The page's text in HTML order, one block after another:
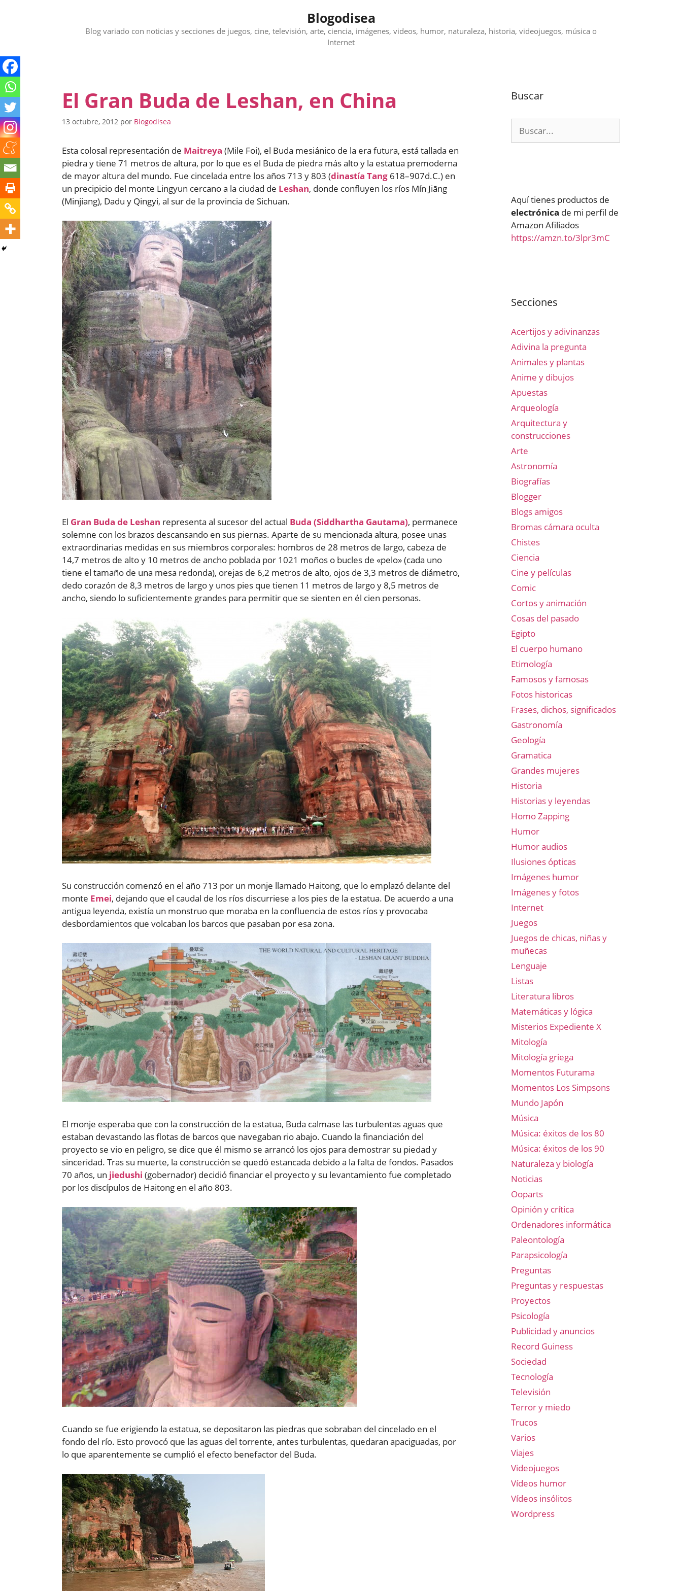
Blogodisea
Blog variado con noticias y secciones de juegos, cine, televisión, arte, ciencia, imágenes, videos, humor, naturaleza, historia, videojuegos, música o
Internet
El Gran Buda de Leshan, en China
13 octubre, 2012 por Blogodisea
Esta colosal representación de Maitreya (Mile Foi), el Buda mesiánico de la era futura, está tallada en
piedra y tiene 71 metros de altura, por lo que es el Buda de piedra más alto y la estatua premoderna
de mayor altura del mundo. Fue cincelada entre los años 713 y 803 (dinastía Tang 618–907d.C.) en
un precipicio del monte Lingyun cercano a la ciudad de Leshan, donde confluyen los ríos Mín Jiāng
(Minjiang), Dadu y Qingyi, al sur de la provincia de Sichuan.
El Gran Buda de Leshan representa al sucesor del actual Buda (Siddhartha Gautama), permanece
solemne con los brazos descansando en sus piernas. Aparte de su mencionada altura, posee unas
extraordinarias medidas en sus miembros corporales: hombros de 28 metros de largo, cabeza de
14,7 metros de alto y 10 metros de ancho poblada por 1021 moños o bucles de «pelo» (cada uno
tiene el tamaño de una mesa redonda), orejas de 6,2 metros de alto, ojos de 3,3 metros de diámetro,
dedo corazón de 8,3 metros de largo y unos pies que tienen 11 metros de largo y 8,5 metros de
ancho, siendo lo suficientemente grandes para permitir que se sienten en él cien personas.
Su construcción comenzó en el año 713 por un monje llamado Haitong, que lo emplazó delante del
monte Emei, dejando que el caudal de los ríos discurriese a los pies de la estatua. De acuerdo a una
antigua leyenda, existía un monstruo que moraba en la confluencia de estos ríos y provocaba
desbordamientos que volcaban los barcos que pasaban por esa zona.
El monje esperaba que con la construcción de la estatua, Buda calmase las turbulentas aguas que
estaban devastando las flotas de barcos que navegaban rio abajo. Cuando la financiación del
proyecto se vio en peligro, se dice que él mismo se arrancó los ojos para demostrar su piedad y
sinceridad. Tras su muerte, la construcción se quedó estancada debido a la falta de fondos. Pasados
70 años, un jiedushi (gobernador) decidió financiar el proyecto y su levantamiento fue completado
por los discípulos de Haitong en el año 803.
Cuando se fue erigiendo la estatua, se depositaron las piedras que sobraban del cincelado en el
fondo del río. Esto provocó que las aguas del torrente, antes turbulentas, quedaran apaciguadas, por
lo que aparentemente se cumplió el efecto benefactor del Buda.
Buscar
Aquí tienes productos de
electrónica de mi perfil de
Amazon Afiliados
https://amzn.to/3lpr3mC
Secciones
Acertijos y adivinanzas
Adivina la pregunta
Animales y plantas
Anime y dibujos
Apuestas
Arqueología
Arquitectura y
construcciones
Arte
Astronomía
Biografías
Blogger
Blogs amigos
Bromas cámara oculta
Chistes
Ciencia
Cine y películas
Comic
Cortos y animación
Cosas del pasado
Egipto
El cuerpo humano
Etimología
Famosos y famosas
Fotos historicas
Frases, dichos, significados
Gastronomía
Geología
Gramatica
Grandes mujeres
Historia
Historias y leyendas
Homo Zapping
Humor
Humor audios
Ilusiones ópticas
Imágenes humor
Imágenes y fotos
Internet
Juegos
Juegos de chicas, niñas y
muñecas
Lenguaje
Listas
Literatura libros
Matemáticas y lógica
Misterios Expediente X
Mitología
Mitología griega
Momentos Futurama
Momentos Los Simpsons
Mundo Japón
Música
Música: éxitos de los 80
Música: éxitos de los 90
Naturaleza y biología
Noticias
Ooparts
Opinión y crítica
Ordenadores informática
Paleontología
Parapsicología
Preguntas
Preguntas y respuestas
Proyectos
Psicología
Publicidad y anuncios
Record Guiness
Sociedad
Tecnología
Televisión
Terror y miedo
Trucos
Varios
Viajes
Videojuegos
Vídeos humor
Vídeos insólitos
Wordpress